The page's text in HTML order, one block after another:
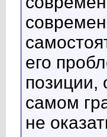
его
самом
не